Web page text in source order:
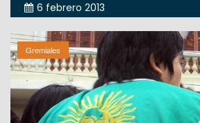
6 febrero 2013
Gremiales